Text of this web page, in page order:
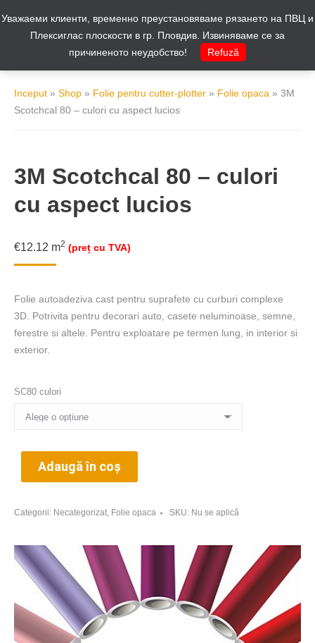
Inceput » Shop » Folie pentru cutter-plotter » Folie opaca » 3M
Scotchcal 80 – culori cu aspect lucios
3M Scotchcal 80 – culori
cu aspect lucios
€12.12 m2 (preț cu TVA)
Folie autoadeziva cast pentru suprafete cu curburi complexe
3D. Potrivita pentru decorari auto, casete neluminoase, semne,
ferestre si altele. Pentru exploatare pe termen lung, in interior si
exterior.
SC80 culori
Adaugă în coș
Categorii: Necategorizat, Folie opaca SKU: Nu se aplică
Уважаеми клиенти, временно преустановяваме рязането на ПВЦ и
Плексиглас плоскости в гр. Пловдив. Извиняваме се за
причиненото неудобство!
Refuză